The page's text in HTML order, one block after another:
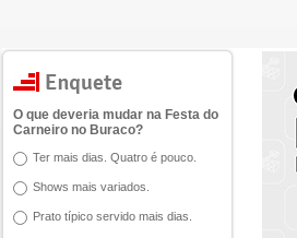
O que deveria mudar na Festa do
Carneiro no Buraco?
Ter mais dias. Quatro é pouco.
Shows mais variados.
Prato típico servido mais dias.